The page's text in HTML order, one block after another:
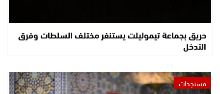
حريق بجماعة تيموليلت يستنفر مختلف السلطات وفرق
التدخل
مستجدات